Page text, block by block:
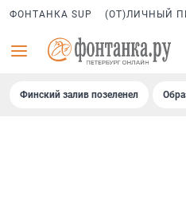
ФОНТАНКА SUP (ОТ)ЛИЧНЫЙ
Финский залив позеленел